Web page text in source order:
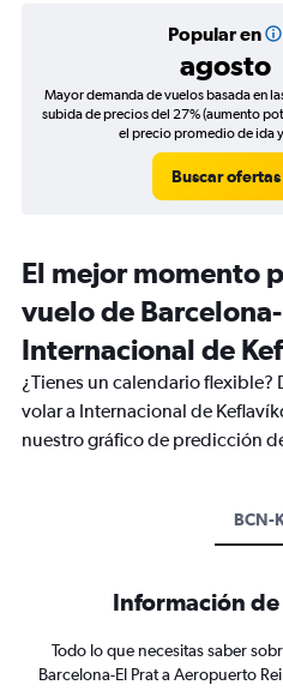
Popular en
agosto
Mayor demanda de vuelos basada en
subida de precios del 27% (aumento
el precio promedio de ida
Buscar ofertas
El mejor momento
vuelo de
Internacional de
¿Tienes un calendario flexible?
volar a Internacional de
nuestro gráfico de predicción
BCN-
Información
Todo lo que necesitas saber
Barcelona-El Prat a Aeropuerto